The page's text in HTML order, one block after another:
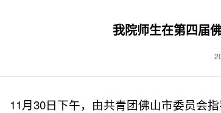
我院师生在第四届
11月30日下午，由共青团佛山市委员会